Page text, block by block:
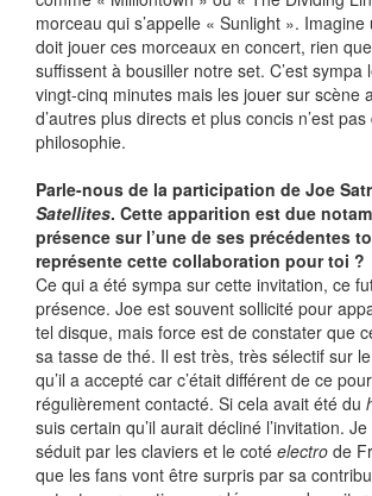
morceau qui s’appelle « Sunlight ».
doit jouer ces morceaux en concert, rien
suffissent à bousiller notre set. C’est sympa
vingt-cinq minutes mais les jouer sur scène
d’autres plus directs et plus concis n’est
philosophie.
Parle-nous de la participation de Joe
Satellites. Cette apparition est due
présence sur l’une de ses précédentes
représente cette collaboration pour toi ?
Ce qui a été sympa sur cette invitation, ce
présence. Joe est souvent sollicité pour
tel disque, mais force est de constater que
sa tasse de thé. Il est très, très sélectif sur
qu’il a accepté car c’était différent de ce
régulièrement contacté. Si cela avait été du
suis certain qu’il aurait décliné l’invitation.
séduit par les claviers et le coté electro de
que les fans vont être surpris par sa